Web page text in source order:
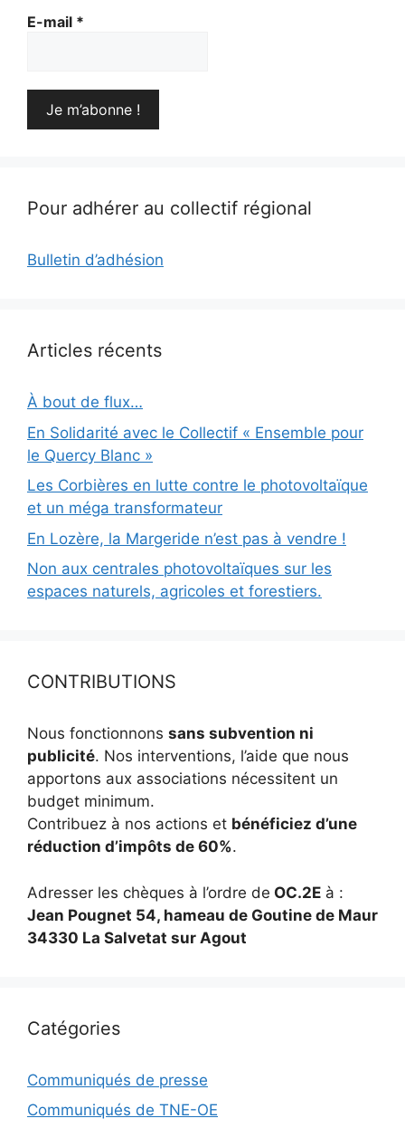
E-mail *
Pour adhérer au collectif régional
Bulletin d’adhésion
Articles récents
À bout de flux…
En Solidarité avec le Collectif « Ensemble pour
le Quercy Blanc »
Les Corbières en lutte contre le photovoltaïque
et un méga transformateur
En Lozère, la Margeride n’est pas à vendre !
Non aux centrales photovoltaïques sur les
espaces naturels, agricoles et forestiers.
CONTRIBUTIONS
Nous fonctionnons sans subvention ni
publicité. Nos interventions, l’aide que nous
apportons aux associations nécessitent un
budget minimum.
Contribuez à nos actions et bénéficiez d’une
réduction d’impôts de 60%.
Adresser les chèques à l’ordre de OC.2E à :
Jean Pougnet 54, hameau de Goutine de Maur
34330 La Salvetat sur Agout
Catégories
Communiqués de presse
Communiqués de TNE-OE